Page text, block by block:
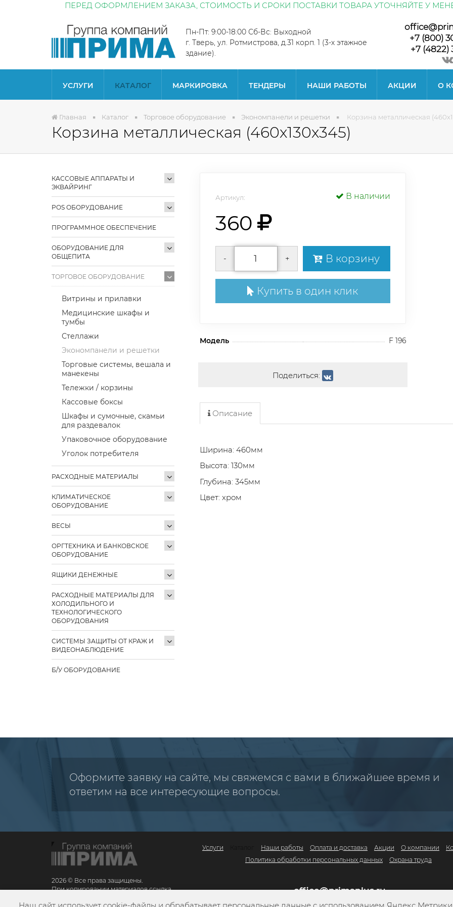
ПЕРЕД ОФОРМЛЕНИЕМ ЗАКАЗА, СТОИМОСТЬ И СРОКИ ПОСТАВКИ ТОВАРА УТОЧНЯЙТЕ У
Пн-Пт: 9:00-18:00 Сб-Вс: Выходной
г. Тверь, ул. Ротмистрова, д.31 корп. 1 (3-х этажное
здание).
+7 (800)
+7 (4822)
УСЛУГИ КАТАЛОГ МАРКИРОВКА ТЕНДЕРЫ НАШИ РАБОТЫ АКЦИИ О
Главная Каталог Торговое оборудование Экономпанели и решетки Корзина металлическая
Корзина металлическая (460х130х345)
КАССОВЫЕ АППАРАТЫ И
ЭКВАЙРИНГ
POS ОБОРУДОВАНИЕ
ПРОГРАММНОЕ ОБЕСПЕЧЕНИЕ
ОБОРУДОВАНИЕ ДЛЯ
ОБЩЕПИТА
ТОРГОВОЕ ОБОРУДОВАНИЕ
Витрины и прилавки
Медицинские шкафы и
тумбы
Стеллажи
Экономпанели и решетки
Торговые системы, вешала и
манекены
Тележки / корзины
Кассовые боксы
Шкафы и сумочные, скамьи
для раздевалок
Упаковочное оборудование
Уголок потребителя
РАСХОДНЫЕ МАТЕРИАЛЫ
КЛИМАТИЧЕСКОЕ
ОБОРУДОВАНИЕ
ВЕСЫ
ОРГТЕХНИКА И БАНКОВСКОЕ
ОБОРУДОВАНИЕ
ЯЩИКИ ДЕНЕЖНЫЕ
РАСХОДНЫЕ МАТЕРИАЛЫ ДЛЯ
ХОЛОДИЛЬНОГО И
ТЕХНОЛОГИЧЕСКОГО
ОБОРУДОВАНИЯ
СИСТЕМЫ ЗАЩИТЫ ОТ КРАЖ И
ВИДЕОНАБЛЮДЕНИЕ
Б/У ОБОРУДОВАНИЕ
Артикул: В наличии
360
- + В корзину
Купить в один клик
Модель F 196
Поделиться:
Описание
Ширина: 460мм
Высота: 130мм
Глубина: 345мм
Цвет: хром
Оформите заявку на сайте, мы свяжемся с вами в ближайшее время и
ответим на все интересующие вопросы.
2026 © Все права защищены.
При копировании материалов ссылка
Услуги Наши работы Оплата и доставка Акции О компании
Политика обработки персональных данных
Охрана труда
office@primaplus.ru